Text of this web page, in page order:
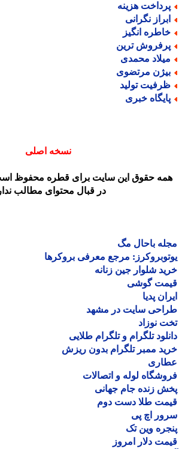
هزینه
نگرانی
انگیز
ترین
محمدی
مرتضوی
تولید
خبری
نسخه اصلی
حقوق این سایت برای قطره محفوظ است.
در قبال محتوای مطالب ندارد.
باحال مگ
مرجع معرفی بروکرها
شلوار جین زنانه
گوشی
پدیا
سایت در مشهد
نوزاد
تلگرام و تلگرام طلایی
ممبر تلگرام بدون ریزش
لوله و اتصالات
زنده جام جهانی
طلا دست دوم
اچ پی
وین تک
دلار امروز